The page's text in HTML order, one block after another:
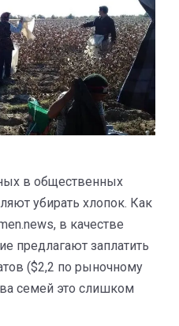
в общественных
убирать хлопок. Как
в качестве
предлагают заплатить
($2,2 по рыночному
семей это слишком